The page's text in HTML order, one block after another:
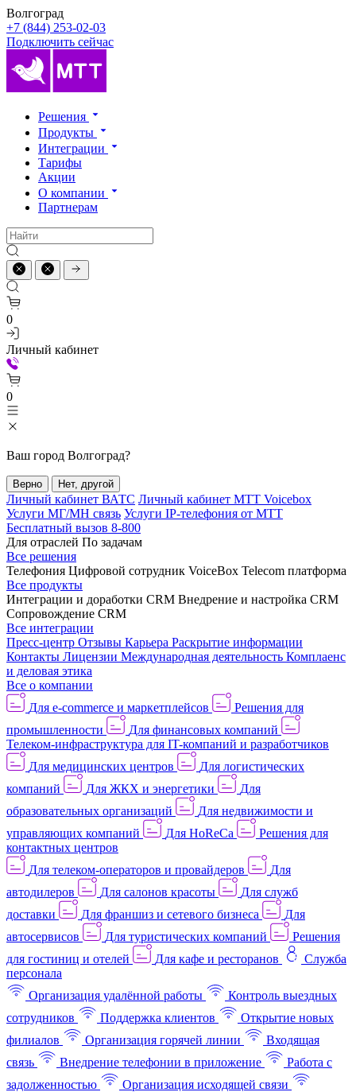
Волгоград
+7 (844) 253-02-03
Подключить сейчас
Решения
Продукты
Интеграции
Тарифы
Акции
О компании
Партнерам
0
Личный кабинет
0
Ваш город Волгоград?
Верно Нет, другой
Личный кабинет ВАТС Личный кабинет МТТ Voicebox
Услуги МГ/МН связь Услуги IP-телефония от МТТ
Бесплатный вызов 8-800
Для отраслей По задачам
Все решения
Телефония Цифровой сотрудник VoiceBox Telecom платформа
Все продукты
Интеграции и доработки CRM Внедрение и настройка CRM
Сопровождение CRM
Все интеграции
Пресс-центр Отзывы Карьера Раскрытие информации
Контакты Лицензии Международная деятельность Комплаенс
и деловая этика
Все о компании
Для e-commerce и маркетплейсов
Решения для
промышленности
Для финансовых компаний
Телеком-инфраструктура для IT-компаний и разработчиков
Для медицинских центров
Для логистических
компаний
Для ЖКХ и энергетики
Для
образовательных организаций
Для недвижимости и
управляющих компаний
Для HoReCa
Решения для
контактных центров
Для телеком-операторов и провайдеров
Для
автодилеров
Для салонов красоты
Для служб
доставки
Для франшиз и сетевого бизнеса
Для
автосервисов
Для туристических компаний
Решения
для гостиниц и отелей
Для кафе и ресторанов
Служба
персонала
Организация удалённой работы
Контроль выездных
сотрудников
Поддержка клиентов
Открытие новых
филиалов
Организация горячей линии
Входящая
связь
Внедрение телефонии в приложение
Работа с
задолженностью
Организация исходящей связи